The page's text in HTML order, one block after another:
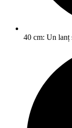
40 cm: Un lanț